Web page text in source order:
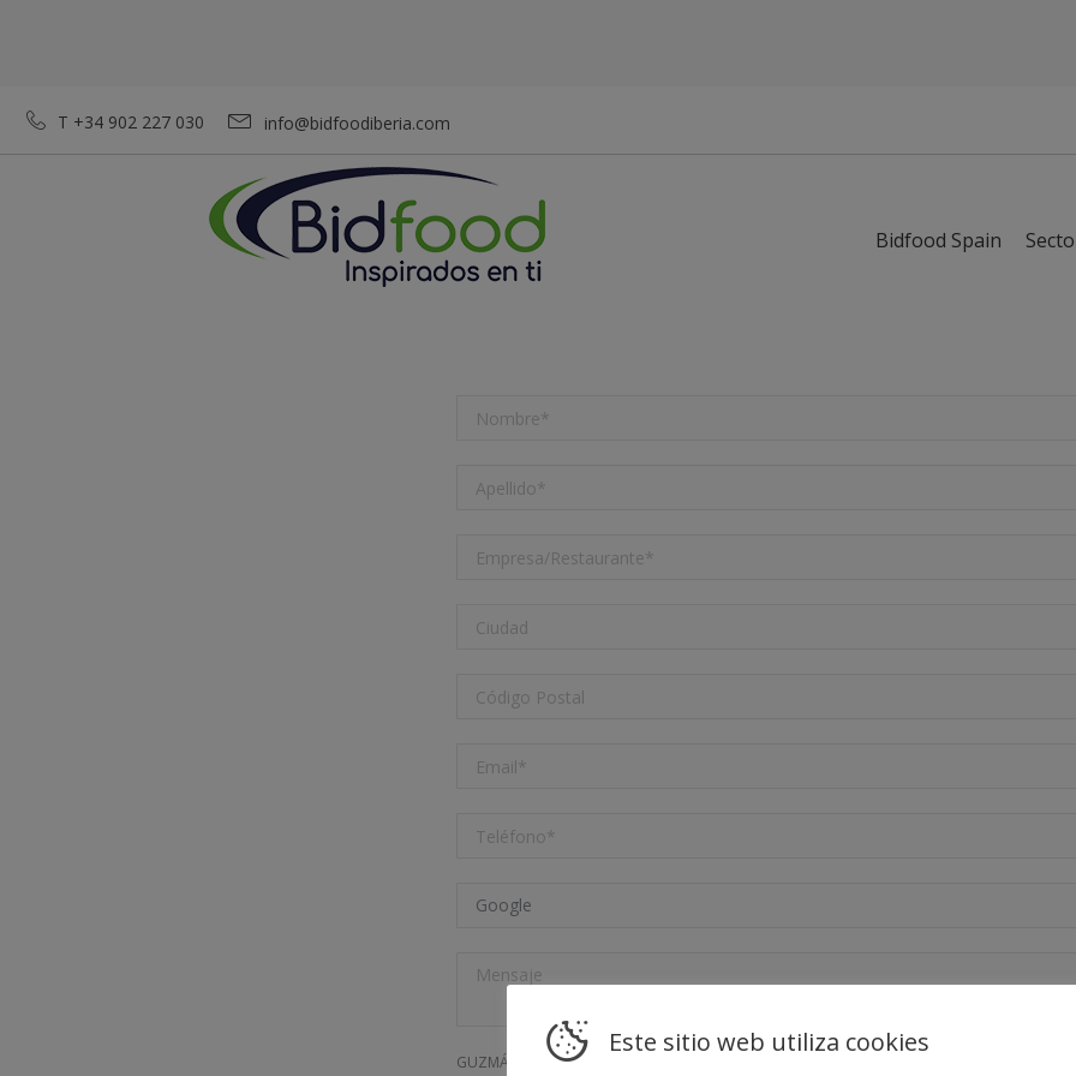
T +34 902 227 030 info@bidfoodiberia.com
Bidfood Spain
GUZMÁN GASTRONOMÍA, S.L. como responsable del tratamiento tratará tus datos con la
Este sitio web utiliza cookies
Bidfood Spain